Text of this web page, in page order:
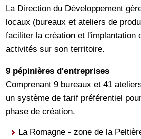
La Direction du Développement
locaux (bureaux et ateliers de
faciliter la création et l'implantation
activités sur son territoire.
9 pépinières d'entreprises
Comprenant 9 bureaux et 41
un système de tarif préférentiel
phase de création.
La Romagne - zone de la